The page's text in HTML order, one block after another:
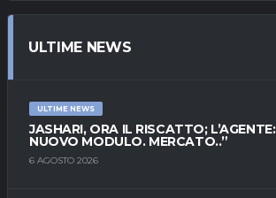
ULTIME NEWS
ULTIME NEWS
JASHARI, ORA IL RISCATTO;
NUOVO MODULO. MERCATO..”
6 AGOSTO 2026